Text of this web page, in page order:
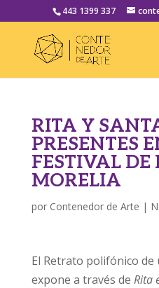
443 1399 337
RITA Y
PRESENTES
FESTIVAL DE
MORELIA
por Contenedor de Arte |
El Retrato polifónico de
expone a través de Rita